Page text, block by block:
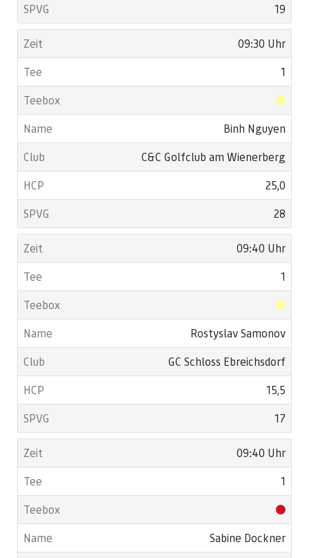
19
09:30 Uhr
1
Binh Nguyen
C&C Golfclub am Wienerberg
25,0
28
09:40 Uhr
1
Rostyslav Samonov
GC Schloss Ebreichsdorf
15,5
17
09:40 Uhr
1
Sabine Dockner